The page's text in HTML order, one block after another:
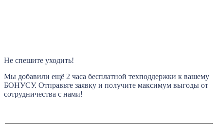
Не спешите уходить!
Мы добавили ещё 2 часа бесплатной техподдержки к вашему
БОНУСУ. Отправьте заявку и получите максимум выгоды от
сотрудничества с нами!